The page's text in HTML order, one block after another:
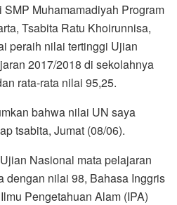
Muhamamadiyah Program
Tsabita Ratu Khoirunnisa,
peraih nilai tertinggi Ujian
2017/2018 di sekolahnya
rata-rata nilai 95,25.
bahwa nilai UN saya
tsabita, Jumat (08/06).
Nasional mata pelajaran
dengan nilai 98, Bahasa Inggris
Pengetahuan Alam (IPA)